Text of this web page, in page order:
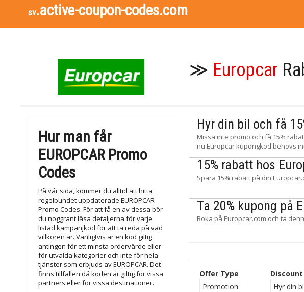
sv.active-coupon-codes.com
≫ Europcar
Hyr din bil och få
Missa inte promo och få 15%
nu.Europcar kupongkod behövs
15% rabatt hos
Spara 15% rabatt på din
Ta 20% kupong på
Boka på Europcar.com och ta
Offer Type
Promotion
Hyr din
Hur man får
EUROPCAR Promo
Codes
På vår sida, kommer du alltid att hitta
regelbundet uppdaterade EUROPCAR
Promo Codes. För att få en av dessa bör
du noggrant läsa detaljerna för varje
listad kampanjkod för att ta reda på vad
villkoren är. Vanligtvis är en kod giltig
antingen för ett minsta ordervärde eller
för utvalda kategorier och inte för hela
tjänster som erbjuds av EUROPCAR. Det
finns tillfällen då koden är giltig för vissa
partners eller för vissa destinationer.